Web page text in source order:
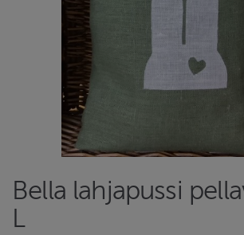
Bella lahjapussi
L